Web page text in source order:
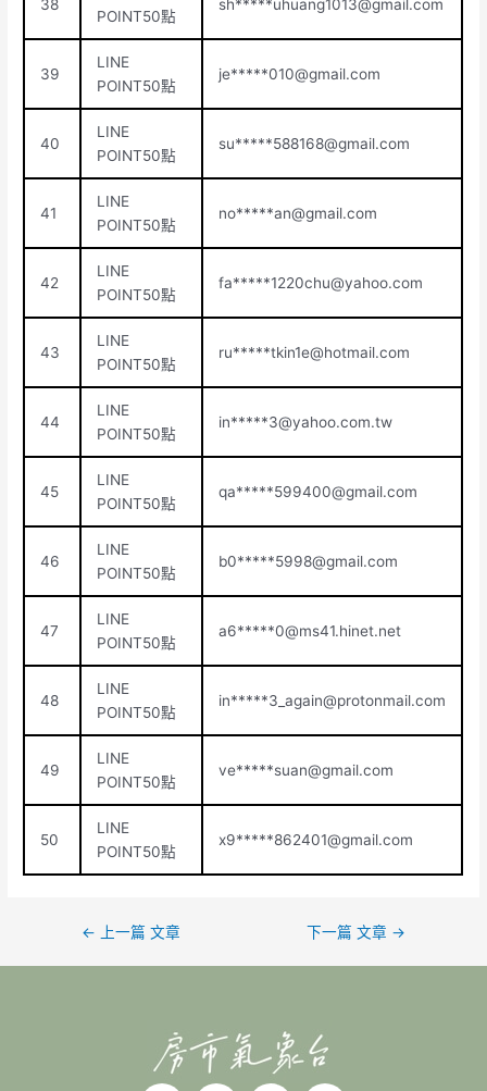
38
POINT50點
sh*****uhuang1013@gmail.com
39
LINE
POINT50點
je*****010@gmail.com
40
LINE
POINT50點
su*****588168@gmail.com
41
LINE
POINT50點
no*****an@gmail.com
42
LINE
POINT50點
fa*****1220chu@yahoo.com
43
LINE
POINT50點
ru*****tkin1e@hotmail.com
44
LINE
POINT50點
in*****3@yahoo.com.tw
45
LINE
POINT50點
qa*****599400@gmail.com
46
LINE
POINT50點
b0*****5998@gmail.com
47
LINE
POINT50點
a6*****0@ms41.hinet.net
48
LINE
POINT50點
in*****3_again@protonmail.com
49
LINE
POINT50點
ve*****suan@gmail.com
50
LINE
POINT50點
x9*****862401@gmail.com
← 上一篇 文章 下一篇 文章 →